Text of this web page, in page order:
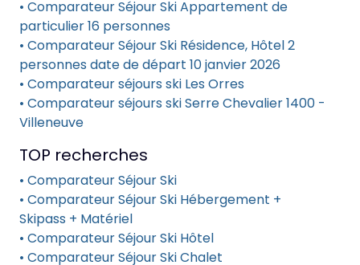
• Comparateur Séjour Ski Appartement de
particulier 16 personnes
• Comparateur Séjour Ski Résidence, Hôtel 2
personnes date de départ 10 janvier 2026
• Comparateur séjours ski Les Orres
• Comparateur séjours ski Serre Chevalier 1400 -
Villeneuve
TOP recherches
• Comparateur Séjour Ski
• Comparateur Séjour Ski Hébergement +
Skipass + Matériel
• Comparateur Séjour Ski Hôtel
• Comparateur Séjour Ski Chalet